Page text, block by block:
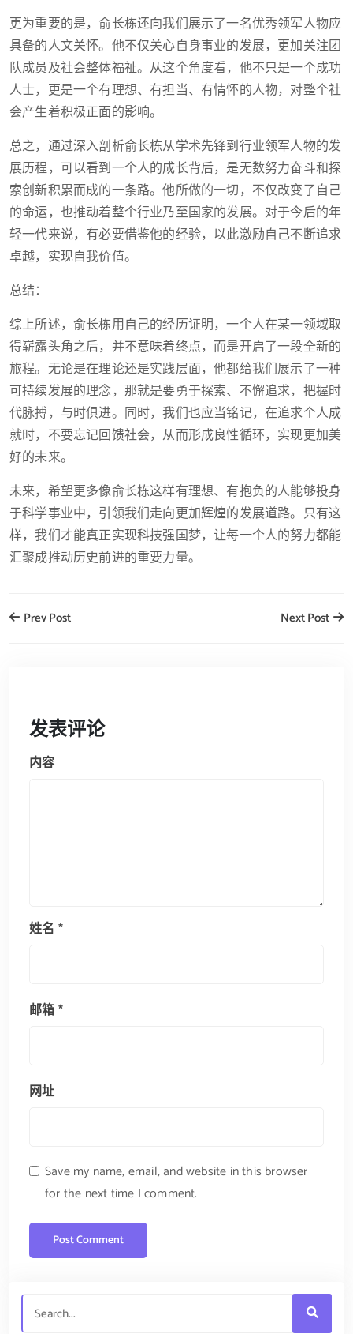
更为重要的是，俞长栋还向我们展示了一名优秀领军人物应
具备的人文关怀。他不仅关心自身事业的发展，更加关注团
队成员及社会整体福祉。从这个角度看，他不只是一个成功
人士，更是一个有理想、有担当、有情怀的人物，对整个社
会产生着积极正面的影响。
总之，通过深入剖析俞长栋从学术先锋到行业领军人物的发
展历程，可以看到一个人的成长背后，是无数努力奋斗和探
索创新积累而成的一条路。他所做的一切，不仅改变了自己
的命运，也推动着整个行业乃至国家的发展。对于今后的年
轻一代来说，有必要借鉴他的经验，以此激励自己不断追求
卓越，实现自我价值。
总结：
综上所述，俞长栋用自己的经历证明，一个人在某一领域取
得崭露头角之后，并不意味着终点，而是开启了一段全新的
旅程。无论是在理论还是实践层面，他都给我们展示了一种
可持续发展的理念，那就是要勇于探索、不懈追求，把握时
代脉搏，与时俱进。同时，我们也应当铭记，在追求个人成
就时，不要忘记回馈社会，从而形成良性循环，实现更加美
好的未来。
未来，希望更多像俞长栋这样有理想、有抱负的人能够投身
于科学事业中，引领我们走向更加辉煌的发展道路。只有这
样，我们才能真正实现科技强国梦，让每一个人的努力都能
汇聚成推动历史前进的重要力量。
Prev Post Next Post
发表评论
内容
姓名 *
邮箱*
网址
Save my name, email, and website in this browser
for the next time I comment.